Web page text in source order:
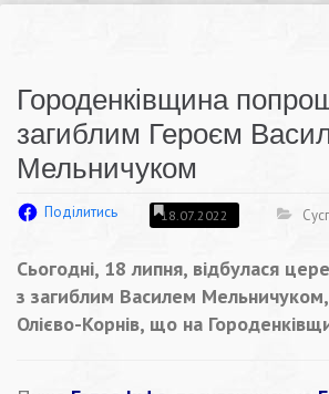
Городенківщина
загиблим Героєм
Мельничуком
Поділитись 18.07.2022
Сьогодні, 18 липня, відбулася
з загиблим Василем
Олієво-Корнів, що на